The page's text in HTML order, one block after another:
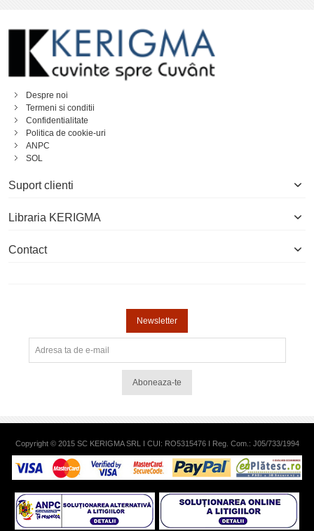
Despre noi
Termeni si conditii
Confidentialitate
Politica de cookie-uri
ANPC
SOL
Suport clienti
Libraria KERIGMA
Contact
Newsletter
Aboneaza-te
Copyright © 2015 SC KERIGMA SRL I CUI: RO5315476 I Reg. Com.: J05/733/1994